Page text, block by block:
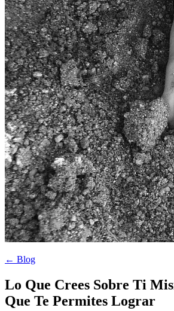
← Blog
Lo Que Crees Sobre Ti
Que Te Permites Lograr